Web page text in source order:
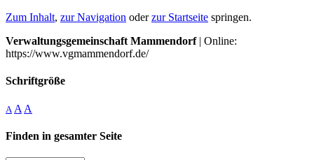
Zum Inhalt, zur Navigation oderzur Startseite springen.
Verwaltungsgemeinschaft Mammendorf| Online:
https://www.vgmammendorf.de/
Schriftgröße
A A A
Finden in gesamter Seite